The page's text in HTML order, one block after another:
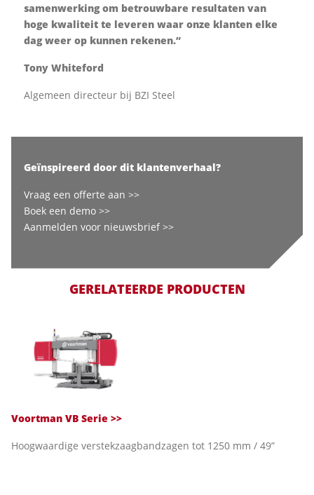
samenwerking om betrouwbare resultaten van
hoge kwaliteit te leveren waar onze klanten elke
dag weer op kunnen rekenen.”
Tony Whiteford
Algemeen directeur bij BZI Steel
Geïnspireerd door dit klantenverhaal?
Vraag een offerte aan >>
Boek een demo >>
Aanmelden voor nieuwsbrief >>
GERELATEERDE PRODUCTEN
Voortman VB Serie >>
Hoogwaardige verstekzaagbandzagen tot 1250 mm / 49”